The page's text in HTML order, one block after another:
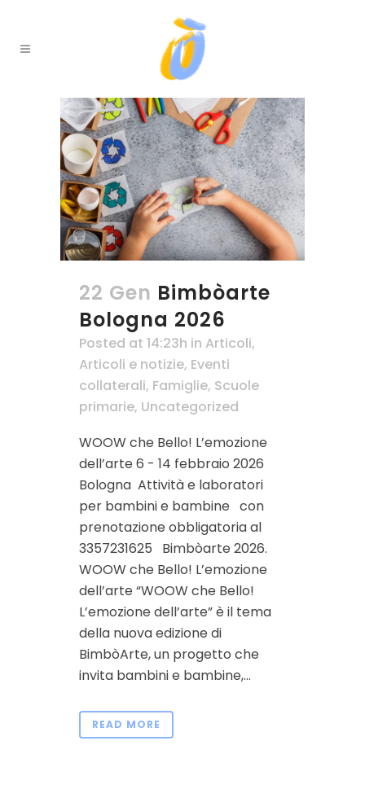
22 Gen Bimbòarte
Bologna 2026
Posted at 14:23h in Articoli,
Articoli e notizie, Eventi
collaterali, Famiglie, Scuole
primarie, Uncategorized
WOOW che Bello! L’emozione
dell’arte 6 - 14 febbraio 2026
Bologna Attività e laboratori
per bambini e bambine con
prenotazione obbligatoria al
3357231625 Bimbòarte 2026.
WOOW che Bello! L’emozione
dell’arte “WOOW che Bello!
L’emozione dell’arte” è il tema
della nuova edizione di
BimbòArte, un progetto che
invita bambini e bambine,...
READ MORE